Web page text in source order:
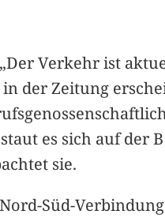
Verkehr ist
der Zeitung
es sich auf
sie.
Süd-